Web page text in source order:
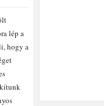
lép a
hogy a